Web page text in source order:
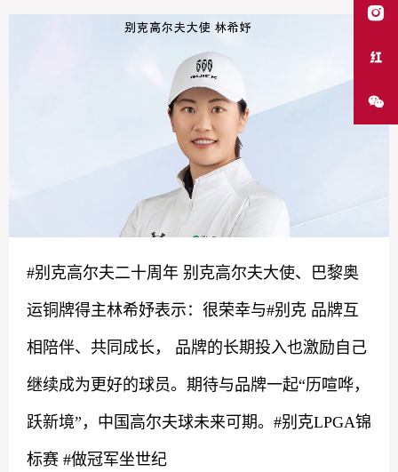
#别克高尔夫二十周年 别克高尔夫大使、巴黎奥
运铜牌得主林希妤表示：很荣幸与#别克 品牌互
相陪伴、共同成长， 品牌的长期投入也激励自己
继续成为更好的球员。期待与品牌一起“历喧哗，
跃新境”，中国高尔夫球未来可期。#别克LPGA锦
标赛 #做冠军坐世纪